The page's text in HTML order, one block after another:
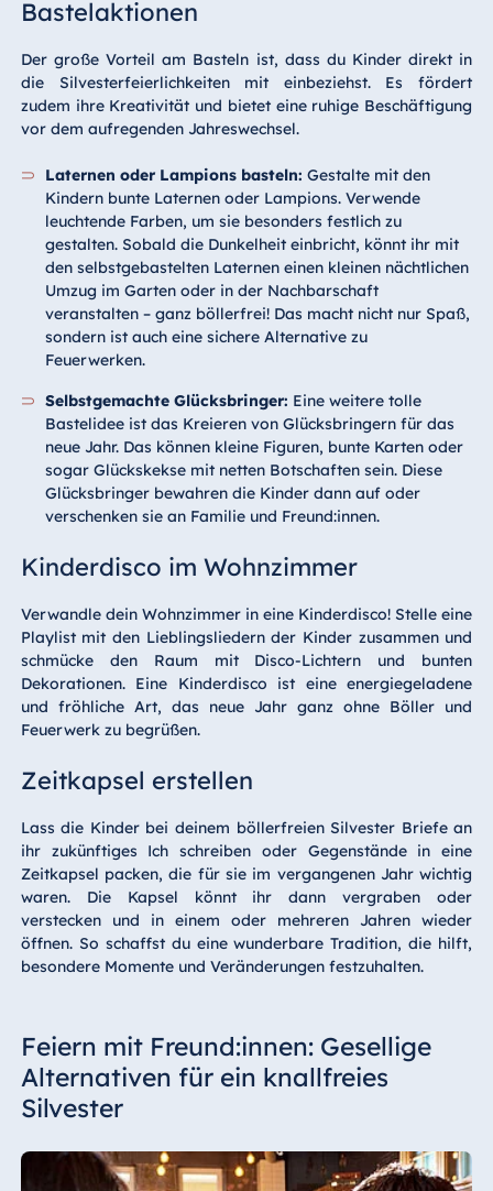
Bastelaktionen
Der große Vorteil am Basteln ist, dass du Kinder direkt in
die Silvesterfeierlichkeiten mit einbeziehst. Es fördert
zudem ihre Kreativität und bietet eine ruhige Beschäftigung
vor dem aufregenden Jahreswechsel.
Laternen oder Lampions basteln: Gestalte mit den
Kindern bunte Laternen oder Lampions. Verwende
leuchtende Farben, um sie besonders festlich zu
gestalten. Sobald die Dunkelheit einbricht, könnt ihr mit
den selbstgebastelten Laternen einen kleinen nächtlichen
Umzug im Garten oder in der Nachbarschaft
veranstalten – ganz böllerfrei! Das macht nicht nur Spaß,
sondern ist auch eine sichere Alternative zu
Feuerwerken.
Selbstgemachte Glücksbringer: Eine weitere tolle
Bastelidee ist das Kreieren von Glücksbringern für das
neue Jahr. Das können kleine Figuren, bunte Karten oder
sogar Glückskekse mit netten Botschaften sein. Diese
Glücksbringer bewahren die Kinder dann auf oder
verschenken sie an Familie und Freund:innen.
Kinderdisco im Wohnzimmer
Verwandle dein Wohnzimmer in eine Kinderdisco! Stelle eine
Playlist mit den Lieblingsliedern der Kinder zusammen und
schmücke den Raum mit Disco-Lichtern und bunten
Dekorationen. Eine Kinderdisco ist eine energiegeladene
und fröhliche Art, das neue Jahr ganz ohne Böller und
Feuerwerk zu begrüßen.
Zeitkapsel erstellen
Lass die Kinder bei deinem böllerfreien Silvester Briefe an
ihr zukünftiges Ich schreiben oder Gegenstände in eine
Zeitkapsel packen, die für sie im vergangenen Jahr wichtig
waren. Die Kapsel könnt ihr dann vergraben oder
verstecken und in einem oder mehreren Jahren wieder
öffnen. So schaffst du eine wunderbare Tradition, die hilft,
besondere Momente und Veränderungen festzuhalten.
Feiern mit Freund:innen: Gesellige
Alternativen für ein knallfreies
Silvester